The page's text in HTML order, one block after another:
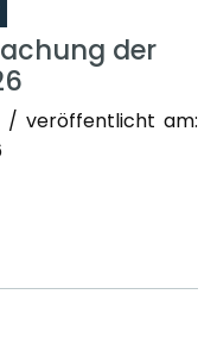
der
/ veröffentlicht am: